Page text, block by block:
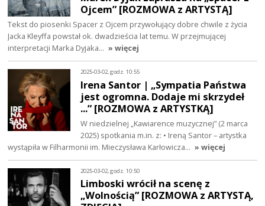
Ojcem” [ROZMOWA z ARTYSTĄ]
Tekst do piosenki Spacer z Ojcem przywołujący dobre chwile z życia
Jacka Kleyffa powstał ok. dwadzieścia lat temu. W przejmującej
interpretacji Marka Dyjaka… » więcej
2025-03-02, godz. 10:55
Irena Santor | „Sympatia Państwa
jest ogromna. Dodaje mi skrzydeł
...” [ROZMOWA z ARTYSTKĄ]
W niedzielnej „Kawiarence muzycznej” (2 marca
2025) spotkania m.in. z: • Ireną Santor – artystka
wystąpiła w Filharmonii im. Mieczysława Karłowicza… » więcej
2025-03-02, godz. 10:50
Limboski wrócił na scenę z
„Wolnością” [ROZMOWA z ARTYSTĄ,